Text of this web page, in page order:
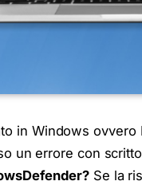
in Windows
un errore con
Se la